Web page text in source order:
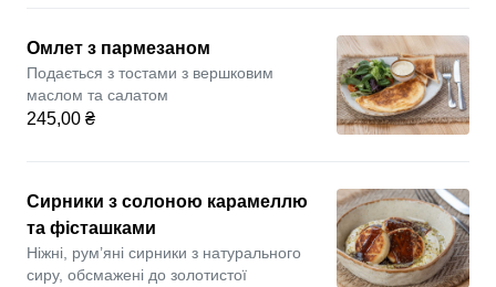
Омлет з пармезаном
Подається з тостами з вершковим
маслом та салатом
245,00 ₴
Сирники з солоною карамеллю
та фісташками
Ніжні, рум’яні сирники з натурального
сиру, обсмажені до золотистої